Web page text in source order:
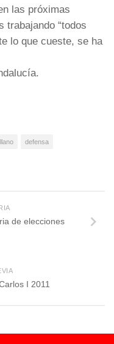
las próximas
trabajando “todos
lo que cueste, se ha
defensa
de elecciones
I 2011